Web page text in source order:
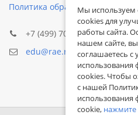
Политика обработки
+7 (499) 705-72-30
edu@rae.ru
Мы используем
cookies для
работы сайта.
нашем сайте, вы
соглашаетесь с
использования
cookies. Чтобы
с нашей
использования
cookie, нажмите